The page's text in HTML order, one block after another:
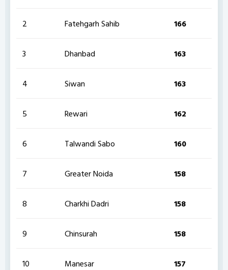
2 Fatehgarh Sahib 166
3 Dhanbad 163
4 Siwan 163
5 Rewari 162
6 Talwandi Sabo 160
7 Greater Noida 158
8 Charkhi Dadri 158
9 Chinsurah 158
10 Manesar 157